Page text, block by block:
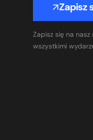
Zapisz
Zapisz się na
wszystkimi